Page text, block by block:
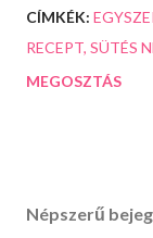
CÍMKÉK:
RECEPT SÜTÉS
MEGOSZTÁS
Népszerű